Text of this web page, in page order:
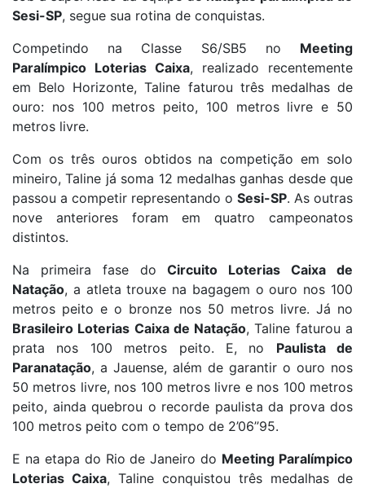
Sesi-SP, segue sua rotina de conquistas.
Competindo na Classe S6/SB5 no Meeting
Paralímpico Loterias Caixa, realizado recentemente
em Belo Horizonte, Taline faturou três medalhas de
ouro: nos 100 metros peito, 100 metros livre e 50
metros livre.
Com os três ouros obtidos na competição em solo
mineiro, Taline já soma 12 medalhas ganhas desde que
passou a competir representando o Sesi-SP. As outras
nove anteriores foram em quatro campeonatos
distintos.
Na primeira fase doCircuito Loterias Caixa de
Natação, a atleta trouxe na bagagem o ouro nos 100
metros peito e o bronze nos 50 metros livre. Já no
Brasileiro Loterias Caixa de Natação, Taline faturou a
prata nos 100 metros peito. E, no Paulista de
Paranatação, a Jauense, além de garantir o ouro nos
50 metros livre, nos 100 metros livre e nos 100 metros
peito, ainda quebrou o recorde paulista da prova dos
100 metros peito com o tempo de 2’06’’95.
E na etapa do Rio de Janeiro do Meeting Paralímpico
Loterias Caixa, Taline conquistou três medalhas de